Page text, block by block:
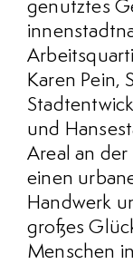
genutztes
Karen Pein,
und
Areal an
einen
Handwerk
großes
Menschen